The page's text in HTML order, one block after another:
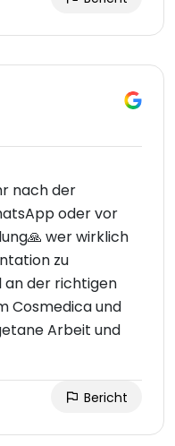
nach der
oder vor
wer wirklich
zu
an der richtigen
Cosmedica und
Arbeit und
Bericht